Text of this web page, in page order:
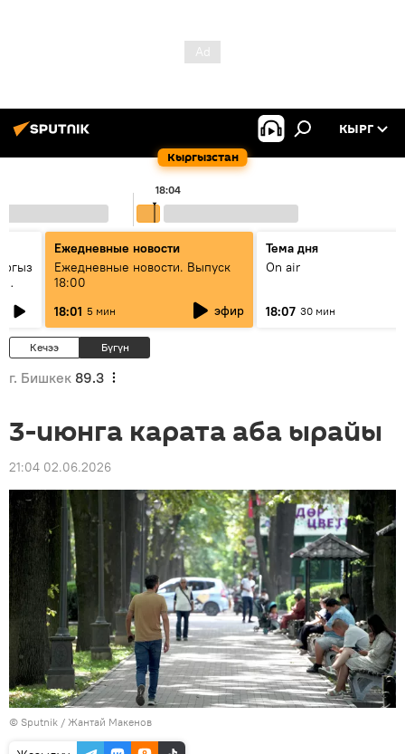
Кыргызстан
КЫРГ
18:04
Ежедневные новости
Ежедневные новости. Выпуск
18:00
18:01 5 мин эфир
Тема дня
On air
18:07 30 мин
Кечээ Бүгүн
г. Бишкек 89.3
3-июнга карата аба ырайы
21:04 02.06.2026
© Sputnik / Жантай Макенов